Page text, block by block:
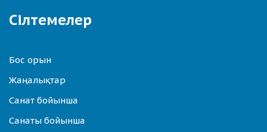
Сілтемелер
Бос орын
Жаңалықтар
Санат бойынша
Санаты бойынша